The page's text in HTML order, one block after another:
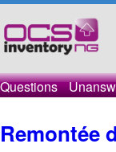
Questions
Remontée